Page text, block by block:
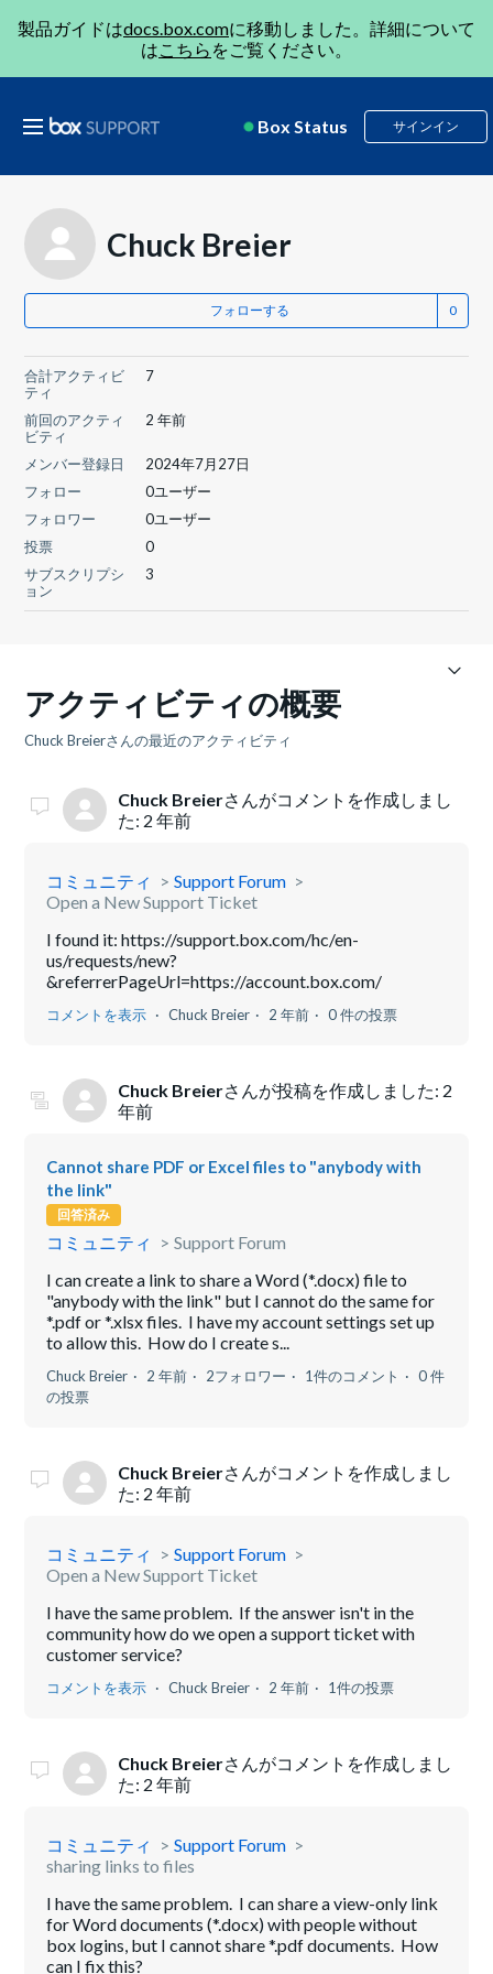
製品ガイドはdocs.box.comに移動しました。詳細について
はこちら をご覧ください。
Box Status サインイン
Chuck Breier
フォローする
合計アクティビ
ティ
7
前回のアクティ
ビティ
2 年前
メンバー登録日
2024年7月27日
フォロー
0ユーザー
フォロワー
0ユーザー
投票
0
サブスクリプシ
ョン
3
アクティビティの概要
Chuck Breierさんの最近のアクティビティ
Chuck Breierさんがコメントを作成しまし
た: 2 年前
コミュニティ
Support Forum
Open a New Support Ticket
I found it: https://support.box.com/hc/en-
us/requests/new?
&referrerPageUrl=https://account.box.com/
コメントを表示 Chuck Breier 2 年前 0 件の投票
Chuck Breierさんが投稿を作成しました: 2
年前
Cannot share PDF or Excel files to "anybody with
the link"
回答済み
コミュニティ
Support Forum
I can create a link to share a Word (*.docx) file to
"anybody with the link" but I cannot do the same for
*.pdf or *.xlsx files. I have my account settings set up
to allow this. How do I create s...
Chuck Breier 2 年前 2フォロワー 1件のコメント
0 件
の投票
Chuck Breierさんがコメントを作成しまし
た: 2 年前
コミュニティ
Support Forum
Open a New Support Ticket
I have the same problem. If the answer isn't in the
community how do we open a support ticket with
customer service?
コメントを表示 Chuck Breier 2 年前 1件の投票
Chuck Breierさんがコメントを作成しまし
た: 2 年前
コミュニティ
Support Forum
sharing links to files
I have the same problem. I can share a view-only link
for Word documents (*.docx) with people without
box logins, but I cannot share *.pdf documents. How
can I fix this?